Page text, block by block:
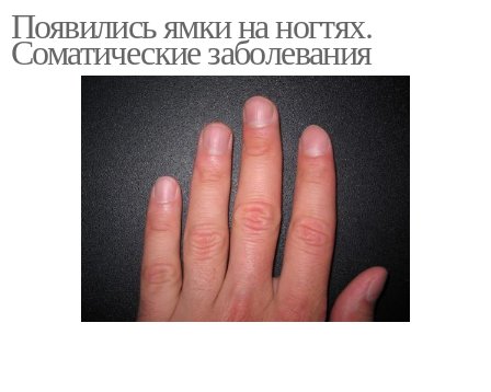
Появились ямки на ногтях.
Соматические заболевания